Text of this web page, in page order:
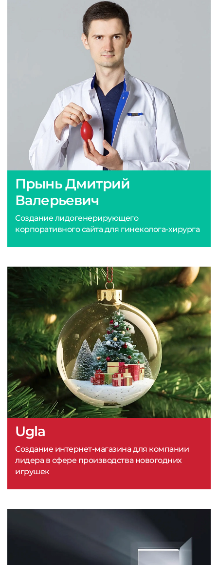
Ugla
Создание интернет-магазина для компании
лидера в сфере производства новогодних
игрушек
Прынь Дмитрий
Валерьевич
Создание лидогенерирующего
корпоративного сайта для гинеколога-хирурга